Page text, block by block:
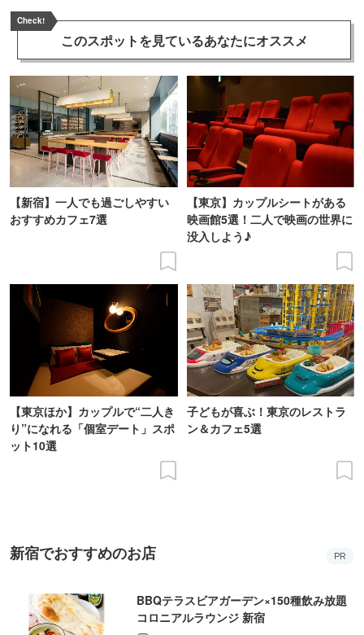
Check!
このスポットを見ているあなたにオススメ
【新宿】一人でも過ごしやすい
おすすめカフェ7選
【東京】カップルシートがある
映画館5選！二人で映画の世界に
没入しよう♪
【東京ほか】カップルで“二人き
り”になれる「個室デート」スポ
ット10選
子どもが喜ぶ！東京のレストラ
ン＆カフェ5選
新宿でおすすめのお店 PR
BBQテラスビアガーデン×150種飲み放題
コロニアルラウンジ 新宿